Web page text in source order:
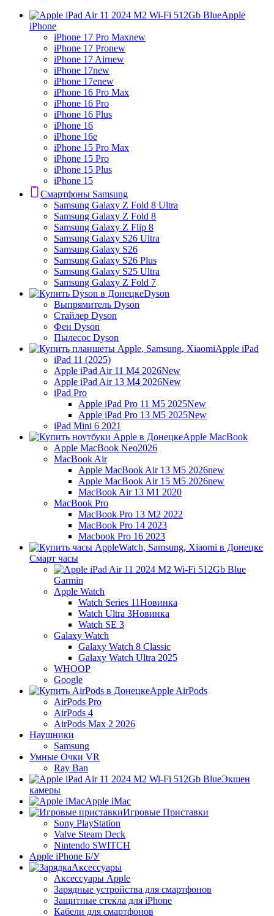
Apple
iPhone
iPhone 17 Pro Maxnew
iPhone 17 Pronew
iPhone 17 Airnew
iPhone 17new
iPhone 17enew
iPhone 16 Pro Max
iPhone 16 Pro
iPhone 16 Plus
iPhone 16
iPhone 16e
iPhone 15 Pro Max
iPhone 15 Pro
iPhone 15 Plus
iPhone 15
Смартфоны Samsung
Samsung Galaxy Z Fold 8 Ultra
Samsung Galaxy Z Fold 8
Samsung Galaxy Z Flip 8
Samsung Galaxy S26 Ultra
Samsung Galaxy S26
Samsung Galaxy S26 Plus
Samsung Galaxy S25 Ultra
Samsung Galaxy Z Fold 7
Dyson
Выпрямитель Dyson
Стайлер Dyson
Фен Dyson
Пылесос Dyson
Apple iPad
iPad 11 (2025)
Apple iPad Air 11 M4 2026New
Apple iPad Air 13 M4 2026New
iPad Pro
Apple iPad Pro 11 M5 2025New
Apple iPad Pro 13 M5 2025New
iPad Mini 6 2021
Apple MacBook
Apple MacBook Neo2026
MacBook Air
Apple MacBook Air 13 M5 2026new
Apple MacBook Air 15 M5 2026new
MacBook Air 13 M1 2020
MacBook Pro
MacBook Pro 13 M2 2022
MacBook Pro 14 2023
Macbook Pro 16 2023
Смарт часы
Garmin
Apple Watch
Watch Series 11Новинка
Watch Ultra 3Новинка
Watch SE 3
Galaxy Watch
Galaxy Watch 8 Classic
Galaxy Watch Ultra 2025
WHOOP
Google
Apple AirPods
AirPods Pro
AirPods 4
AirPods Max 2 2026
Наушники
Samsung
Умные Очки VR
Ray Ban
Экшен
камеры
Apple iMac
Игровые Приставки
Sony PlayStation
Valve Steam Deck
Nintendo SWITCH
Apple iPhone Б/У
Аксессуары
Аксессуары Apple
Зарядные устройства для смартфонов
Защитные стекла для iPhone
Кабели для смартфонов